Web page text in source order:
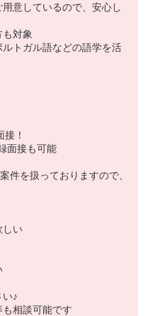
意しているので、安心し
対象
トガル語などの語学を活
！
面接も可能
件を扱っておりますので、
しい
♪
相談可能です